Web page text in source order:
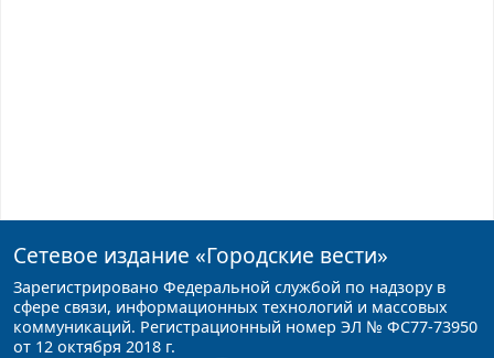
Сетевое издание «Городские вести»
Зарегистрировано Федеральной службой по надзору в
сфере связи, информационных технологий и массовых
коммуникаций. Регистрационный номер ЭЛ № ФС77-73950
от 12 октября 2018 г.